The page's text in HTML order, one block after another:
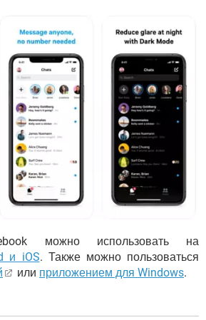
можно использовать на
и iOS. Также можно пользоваться
или приложением для Windows.